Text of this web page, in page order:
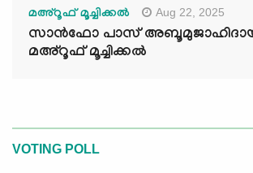
മഅ്റൂഫ് മൂച്ചിക്കല്‍ Aug 22, 2025
സാൻഫോ പാസ്
മഅ്റൂഫ് മൂച്ചിക്കല്‍
VOTING POLL